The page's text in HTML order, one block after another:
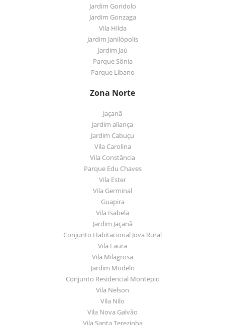
Jardim Gondolo
Jardim Gonzaga
Vila Hilda
Jardim Janilópolis
Jardim Jaú
Parque Sônia
Parque Líbano
Zona Norte
Jaçanã
Jardim aliança
Jardim Cabuçu
Vila Carolina
Vila Constância
Parque Edu Chaves
Vila Ester
Vila Germinal
Guapira
Vila Isabela
Jardim Jaçanã
Conjunto Habitacional Jova Rural
Vila Laura
Vila Milagrosa
Jardim Modelo
Conjunto Residencial Montepio
Vila Nelson
Vila Nilo
Vila Nova Galvão
Vila Santa Terezinha